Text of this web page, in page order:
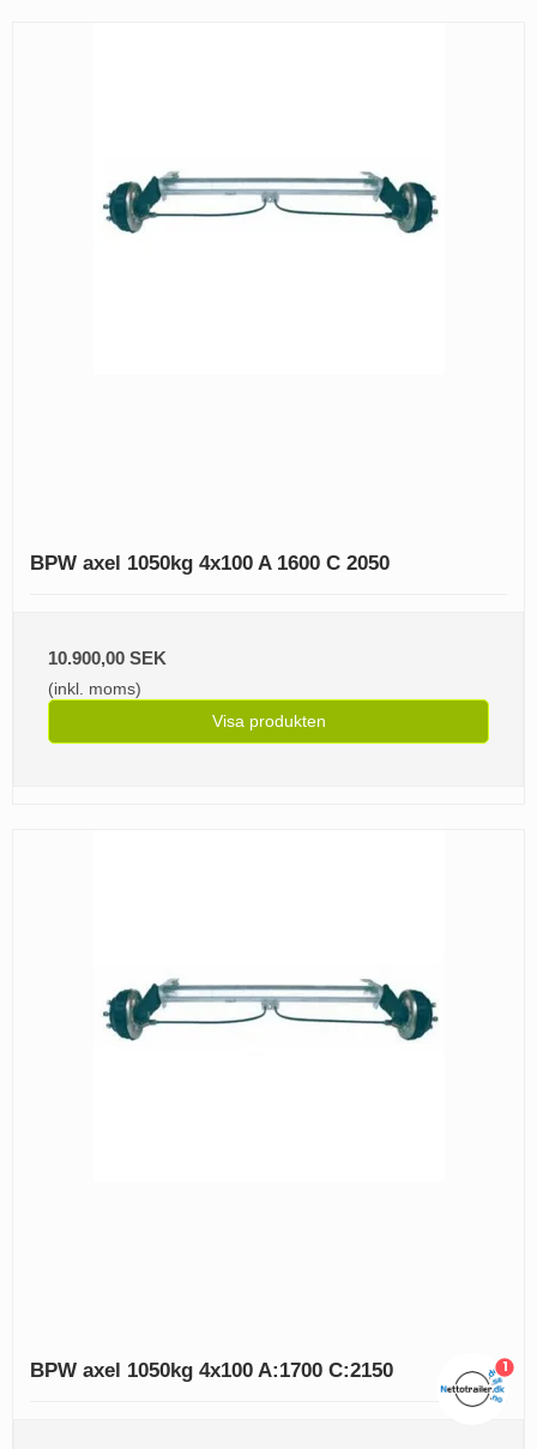
BPW axel 1050kg 4x100 A 1600 C 2050
10.900,00 SEK
(inkl. moms)
Visa produkten
BPW axel 1050kg 4x100 A:1700 C:2150 1